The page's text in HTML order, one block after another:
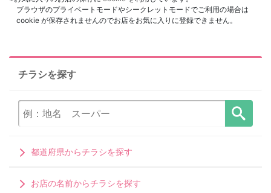
ブラウザのプライベートモードやシークレットモードでご利用の場合は
cookie が保存されませんのでお店をお気に入りに登録できません。
チラシを探す
都道府県からチラシを探す
お店の名前からチラシを探す